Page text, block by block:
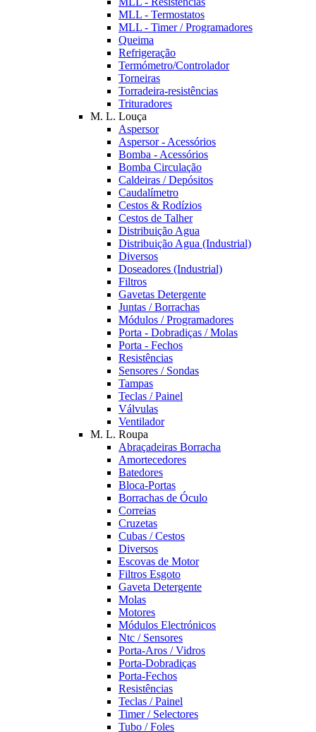
MLL - Termostatos
MLL - Timer / Programadores
Queima
Refrigeração
Termómetro/Controlador
Torneiras
Torradeira-resistências
Trituradores
M. L. Louça
Aspersor
Aspersor - Acessórios
Bomba - Acessórios
Bomba Circulação
Caldeiras / Depósitos
Caudalímetro
Cestos & Rodízios
Cestos de Talher
Distribuição Agua
Distribuição Agua (Industrial)
Diversos
Doseadores (Industrial)
Filtros
Gavetas Detergente
Juntas / Borrachas
Módulos / Programadores
Porta - Dobradiças / Molas
Porta - Fechos
Resistências
Sensores / Sondas
Tampas
Teclas / Painel
Válvulas
Ventilador
M. L. Roupa
Abraçadeiras Borracha
Amortecedores
Batedores
Bloca-Portas
Borrachas de Óculo
Correias
Cruzetas
Cubas / Cestos
Diversos
Escovas de Motor
Filtros Esgoto
Gaveta Detergente
Molas
Motores
Módulos Electrónicos
Ntc / Sensores
Porta-Aros / Vidros
Porta-Dobradiças
Porta-Fechos
Resistências
Teclas / Painel
Timer / Selectores
Tubo / Foles